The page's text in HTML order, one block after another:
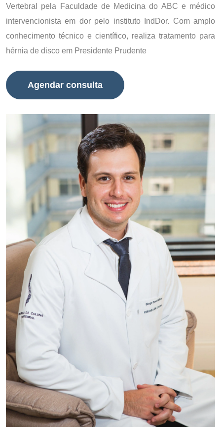
Vertebral pela Faculdade de Medicina do ABC e médico
intervencionista em dor pelo instituto IndDor. Com amplo
conhecimento técnico e científico, realiza tratamento para
hérnia de disco em Presidente Prudente
Agendar consulta